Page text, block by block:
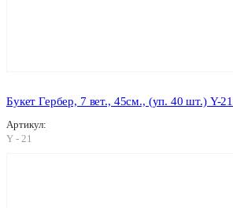
Букет Гербер, 7 вет., 45см., (уп. 40 шт.) Y-21
Артикул:
Y - 21